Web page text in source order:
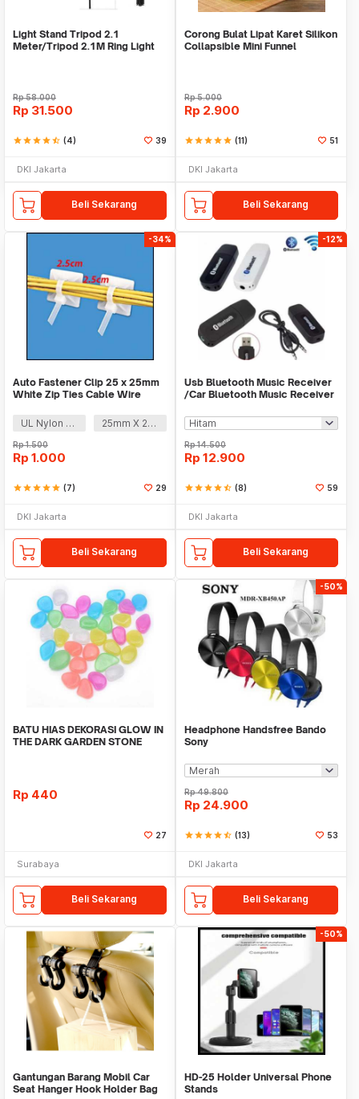
Light Stand Tripod 2.1
Meter/Tripod 2.1M Ring Light
Rp58.000
Rp 31.500
starstarstarstarstar_half (4) 39
DKI Jakarta
Beli Sekarang
Corong Bulat Lipat Karet Silikon
Collapsible Mini Funnel
Rp5.000
Rp 2.900
starstarstarstarstar (11) 51
DKI Jakarta
Beli Sekarang
-34%
Auto Fastener Clip 25 x 25mm
White Zip Ties Cable Wire
UL Nylon 66
25mm X 25mm
Rp1.500
Rp 1.000
starstarstarstarstar (7) 29
DKI Jakarta
Beli Sekarang
-12%
Usb Bluetooth Music Receiver
/Car Bluetooth Music Receiver
Rp14.500
Rp 12.900
starstarstarstarstar_half (8) 59
DKI Jakarta
Beli Sekarang
BATU HIAS DEKORASI GLOW IN
THE DARK GARDEN STONE
Rp 440
27
Surabaya
Beli Sekarang
-50%
Headphone Handsfree Bando
Sony
Rp49.800
Rp 24.900
starstarstarstarstar_half (13) 53
DKI Jakarta
Beli Sekarang
Gantungan Barang Mobil Car
Seat Hanger Hook Holder Bag
-50%
HD-25 Holder Universal Phone
Stands